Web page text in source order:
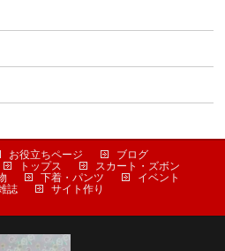
お役立ちページ
ブログ
トップス
スカート・ズボン
下着・パンツ
イベント
誌
サイト作り